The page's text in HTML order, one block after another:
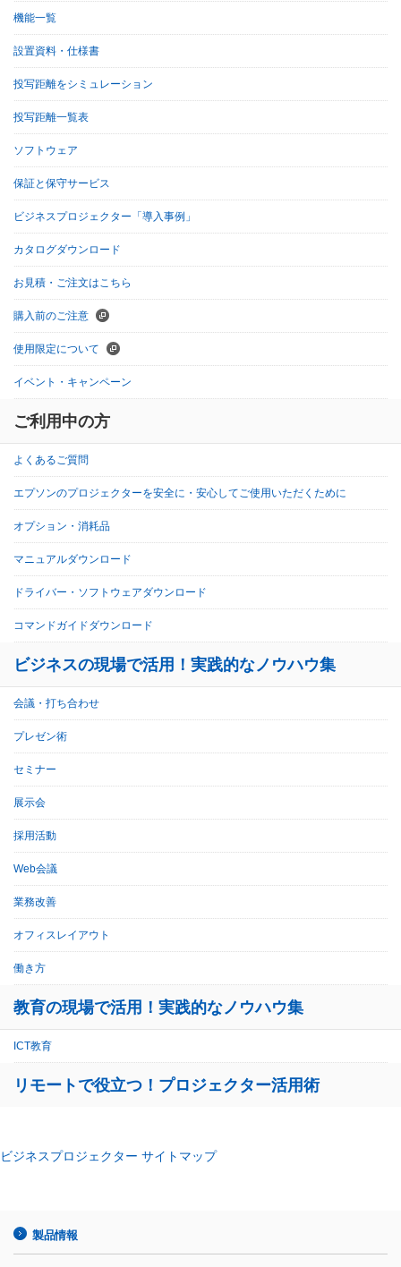
機能一覧
設置資料・仕様書
投写距離をシミュレーション
投写距離一覧表
ソフトウェア
保証と保守サービス
ビジネスプロジェクター「導入事例」
カタログダウンロード
お見積・ご注文はこちら
購入前のご注意
使用限定について
イベント・キャンペーン
ご利用中の方
よくあるご質問
エプソンのプロジェクターを安全に・安心してご使用いただくために
オプション・消耗品
マニュアルダウンロード
ドライバー・ソフトウェアダウンロード
コマンドガイドダウンロード
ビジネスの現場で活用！実践的なノウハウ集
会議・打ち合わせ
プレゼン術
セミナー
展示会
採用活動
Web会議
業務改善
オフィスレイアウト
働き方
教育の現場で活用！実践的なノウハウ集
ICT教育
リモートで役立つ！プロジェクター活用術
ビジネスプロジェクター サイトマップ
製品情報